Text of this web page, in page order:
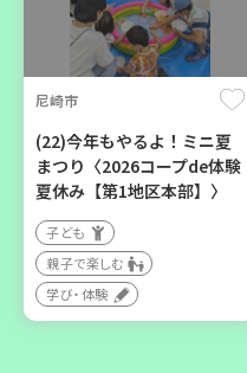
親子で楽しむ
学び・体験
食
尼崎市
(22)今年もやるよ！ミニ夏
まつり〈2026コープde体験
夏休み【第1地区本部】〉
子ども
親子で楽しむ
学び・体験